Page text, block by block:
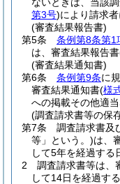
第3号)により請求
(審査結果報告書)
第5条
条例第8条第1
は、審査結果報告書
(審査結果通知書)
第6条
条例第9条に
審査結果通知書(様
への掲載その他適
(調査請求書等の保
第7条
調査請求書及
等」という。)は、
して5年を経過する
2
調査請求書等は、
して14日を経過す